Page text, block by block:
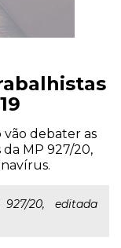
vão debater as
MP 927/20,
20, editada